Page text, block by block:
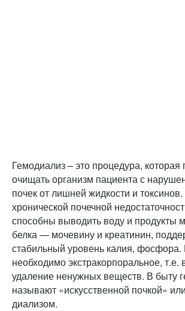
Гемодиализ – это процедура, которая
очищать организм пациента с
почек от лишней жидкости и
хронической почечной
способны выводить воду и продукты
белка — мочевину и креатинин,
стабильный уровень калия, фосфора.
необходимо экстракорпоральное, т.е.
удаление ненужных веществ. В быту
называют «искусственной почкой»
диализом.